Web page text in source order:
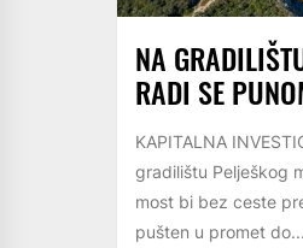
NA
RADI SE
KAPITALNA
gradilištu Pelješkog
most bi bez ceste
pušten u promet do...